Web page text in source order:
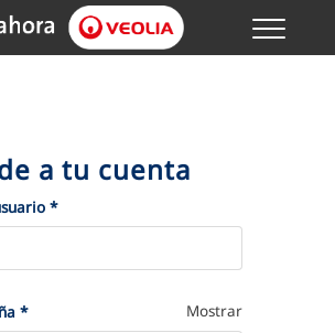
Menu
GESTIONES
a tu cuenta
*(Obligatorio)
*(Obligatorio) Mostrar